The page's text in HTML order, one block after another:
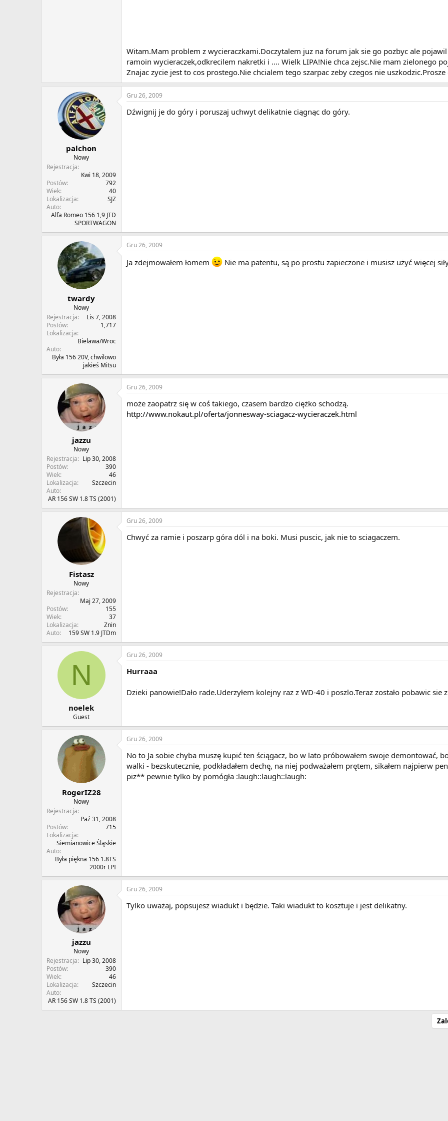
Witam.Mam problem z wycieraczkami.Doczytalem juz na forum jak sie go pozbyc ale
ramoin wycieraczek,odkrecilem nakretki i .... Wielk LIPA!Nie chca zejsc.Nie mam zielonego
Znajac zycie jest to cos prostego.Nie chcialem tego szarpac zeby czegos nie
palchon
Nowy
Rejestracja
Kwi 18, 2009
Postów
792
Wiek
40
Lokalizacja
SJZ
Auto
Alfa Romeo 156 1,9 JTD
SPORTWAGON
Gru 26, 2009
Dźwignij je do góry i poruszaj uchwyt delikatnie ciągnąc do góry.
twardy
Nowy
Rejestracja
Lis 7, 2008
Postów
1,717
Lokalizacja
Bielawa/Wroc
Auto
Była 156 20V, chwilowo
jakieś Mitsu
Gru 26, 2009
Ja zdejmowałem łomem Nie ma patentu, są po prostu zapieczone i musisz użyć więcej
jazzu
Nowy
Rejestracja
Lip 30, 2008
Postów
390
Wiek
46
Lokalizacja
Szczecin
Auto
AR 156 SW 1.8 TS (2001)
Gru 26, 2009
może zaopatrz się w coś takiego, czasem bardzo ciężko schodzą.
http://www.nokaut.pl/oferta/jonnesway-sciagacz-wycieraczek.html
Fistasz
Nowy
Rejestracja
Maj 27, 2009
Postów
155
Wiek
37
Lokalizacja
Znin
Auto
159 SW 1.9 JTDm
Gru 26, 2009
Chwyć za ramie i poszarp góra dól i na boki. Musi puscic, jak nie to sciagaczem.
N
noelek
Guest
Gru 26, 2009
Hurraaa
Dzieki panowie!Dało rade.Uderzyłem kolejny raz z WD-40 i poszlo.Teraz zostało pobawic sie
RogerIZ28
Nowy
Rejestracja
Paź 31, 2008
Postów
715
Lokalizacja
Siemianowice Śląskie
Auto
Była piękna 156 1.8TS
2000r LPI
Gru 26, 2009
No to Ja sobie chyba muszę kupić ten ściągacz, bo w lato próbowałem swoje demontować,
walki - bezskutecznie, podkładałem dechę, na niej podważałem prętem, sikałem najpierw
piz** pewnie tylko by pomógła :laugh::laugh::laugh:
jazzu
Nowy
Rejestracja
Lip 30, 2008
Postów
390
Wiek
46
Lokalizacja
Szczecin
Auto
AR 156 SW 1.8 TS (2001)
Gru 26, 2009
Tylko uważaj, popsujesz wiadukt i będzie. Taki wiadukt to kosztuje i jest delikatny.